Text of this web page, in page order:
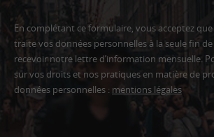
En complétant ce formulaire, vous acceptez que
traite vos données personnelles à la seule fin
recevoir notre lettre d’information mensuelle.
sur vos droits et nos pratiques en matière de
données personnelles : mentions légales